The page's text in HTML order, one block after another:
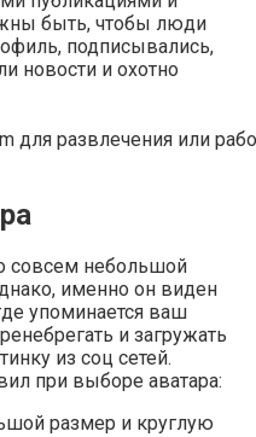
быть, чтобы люди
подписывались,
новости и охотно
для развлечения или
совсем небольшой
именно он виден
упоминается ваш
и загружать
из соц сетей.
при выборе аватара:
размер и круглую